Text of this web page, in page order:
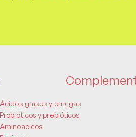
Ácidos grasos y omegas
Probióticos y prebióticos
Aminoacidos